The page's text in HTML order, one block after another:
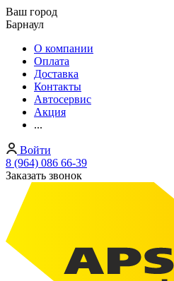
Ваш город
Барнаул
О компании
Оплата
Доставка
Контакты
Автосервис
Акция
...
Войти
8 (964) 086 66-39
Заказать звонок